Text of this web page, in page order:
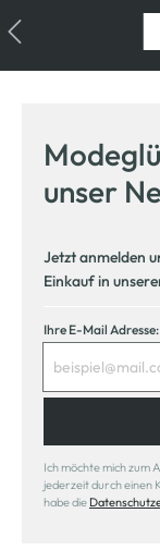
unser
Jetzt anmelden
Einkauf in
Ihre E-Mail Adresse:
Ich möchte mich zum
jederzeit durch einen
habe die